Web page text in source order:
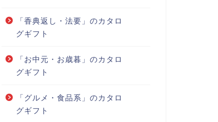
「香典返し・法要」のカタロ
グギフト
「お中元・お歳暮」のカタロ
グギフト
「グルメ・食品系」のカタロ
グギフト